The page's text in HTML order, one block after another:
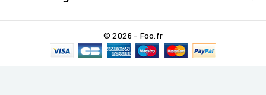
© 2026 - Foo.fr